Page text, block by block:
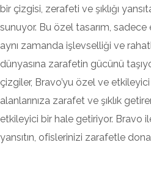
bir çizgisi, zerafeti ve şıklığı
sunuyor. Bu özel tasarım,
aynı zamanda işlevselliği ve
dünyasına zarafetin gücünü
çizgiler, Bravo’yu özel ve etkileyici
alanlarınıza zarafet ve şıklık
etkileyici bir hale getiriyor. Bravo
yansıtın, ofislerinizi zarafetle